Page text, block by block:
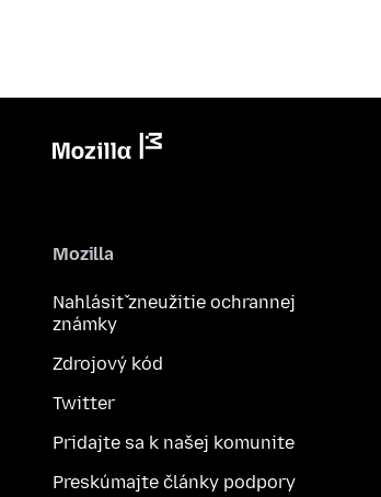
Mozilla
Nahlásiť zneužitie ochrannej
známky
Zdrojový kód
Twitter
Pridajte sa k našej komunite
Preskúmajte články podpory